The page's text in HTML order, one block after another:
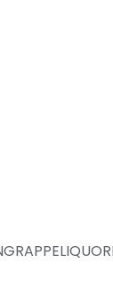
GRAPPE